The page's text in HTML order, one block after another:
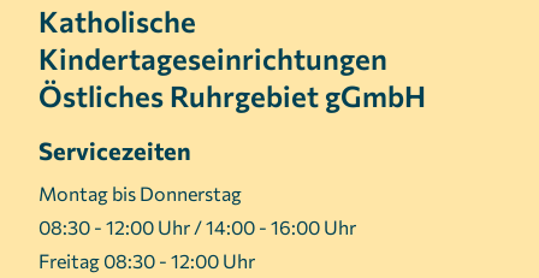
Katholische
Kindertageseinrichtungen
Östliches Ruhrgebiet gGmbH
Servicezeiten
Montag bis Donnerstag
08:30 - 12:00 Uhr / 14:00 - 16:00 Uhr
Freitag 08:30 - 12:00 Uhr